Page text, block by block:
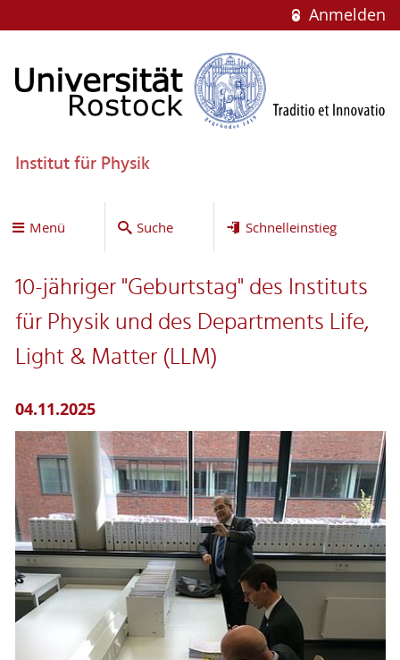
Anmelden
Institut für Physik
Menü Suche Schnelleinstieg
10-jähriger "Geburtstag" des Instituts
für Physik und des Departments Life,
Light & Matter (LLM)
04.11.2025